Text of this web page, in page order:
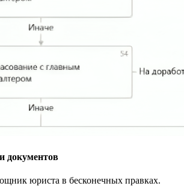
документов
юриста в бесконечных правках.